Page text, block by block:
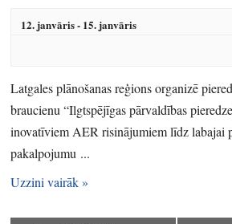
s
N
a
v
i
a
t
i
o
n
12. janvāris- 15. janvāris
Latgales plānošanas reģions organizē
braucienu “Ilgtspējīgas pārvaldības
inovatīviem AER risinājumiem līdz labajai
pakalpojumu ...
Uzzini vairāk »